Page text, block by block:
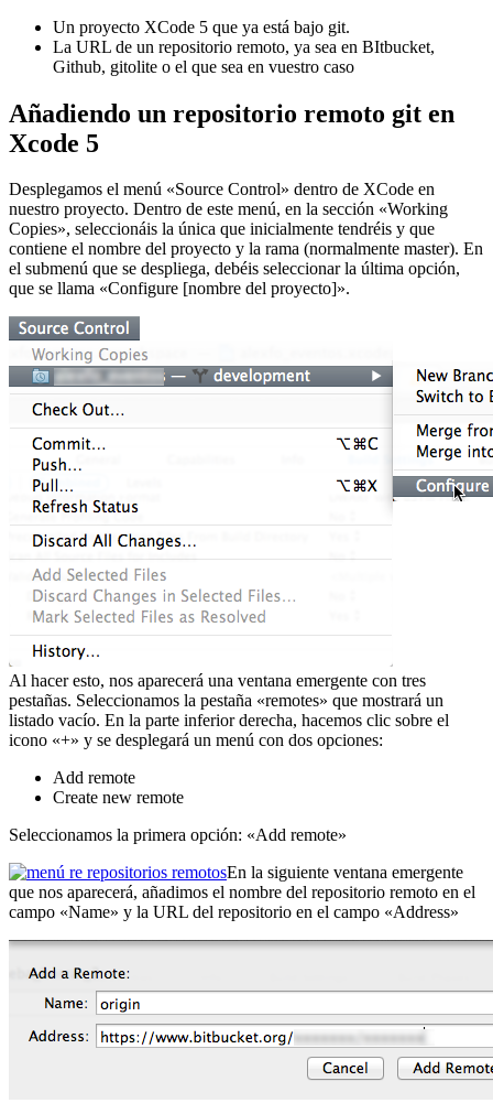
Un proyecto XCode 5 que ya está bajo git.
La URL de un repositorio remoto, ya sea en BItbucket,
Github, gitolite o el que sea en vuestro caso
Añadiendo un repositorio remoto git en
Xcode 5
Desplegamos el menú «Source Control» dentro de XCode en
nuestro proyecto. Dentro de este menú, en la sección «Working
Copies», seleccionáis la única que inicialmente tendréis y que
contiene el nombre del proyecto y la rama (normalmente master). En
el submenú que se despliega, debéis seleccionar la última opción,
que se llama «Configure [nombre del proyecto]».
Al hacer esto, nos aparecerá una ventana emergente con tres
pestañas. Seleccionamos la pestaña «remotes» que mostrará un
listado vacío. En la parte inferior derecha, hacemos clic sobre el
icono «+» y se desplegará un menú con dos opciones:
Add remote
Create new remote
Seleccionamos la primera opción: «Add remote»
En la siguiente ventana emergente
que nos aparecerá, añadimos el nombre del repositorio remoto en el
campo «Name» y la URL del repositorio en el campo «Address»